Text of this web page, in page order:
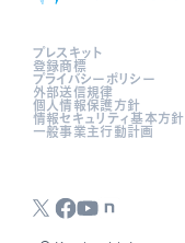
プレスキット
登録商標
プライバシーポリシー
外部送信規律
個人情報保護方針
情報セキュリティ基本方針
一般事業主行動計画